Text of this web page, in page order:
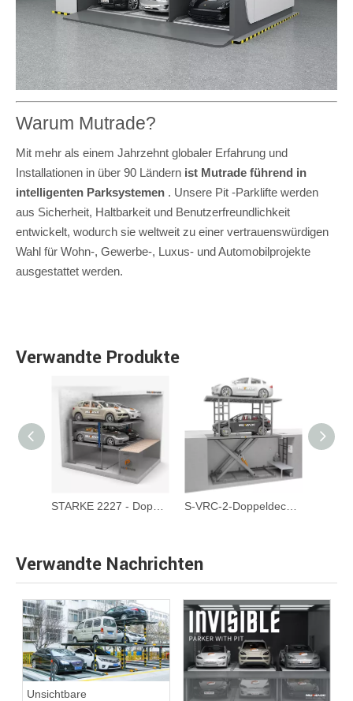
Warum Mutrade?
Mit mehr als einem Jahrzehnt globaler Erfahrung und
Installationen in über 90 Ländern ist Mutrade führend in
intelligenten Parksystemen . Unsere Pit -Parklifte werden
aus Sicherheit, Haltbarkeit und Benutzerfreundlichkeit
entwickelt, wodurch sie weltweit zu einer vertrauenswürdigen
Wahl für Wohn-, Gewerbe-, Luxus- und Automobilprojekte
ausgestattet werden.
Verwandte Produkte
Verwandte Nachrichten
Unsichtbare